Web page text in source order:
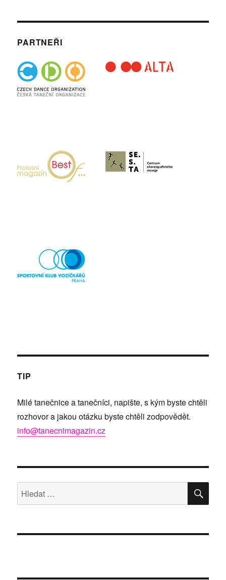
PARTNEŘI
TIP
Milé tanečnice a tanečníci, napište, s kým byste chtěli
rozhovor a jakou otázku byste chtěli zodpovědět.
info@tanecnimagazin.cz
Hledat: